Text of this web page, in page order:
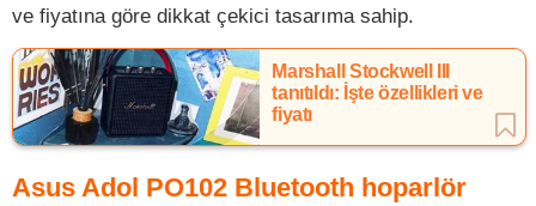
ve fiyatına göre dikkat çekici tasarıma sahip.
Marshall Stockwell III
tanıtıldı: İşte özellikleri ve
fiyatı
Asus Adol PO102 Bluetooth hoparlör